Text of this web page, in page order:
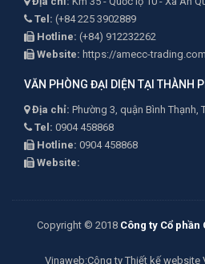
Tel: (+84 225 3902889
Hotline: (+84) 912232262
Website: https://amecc-
VĂN PHÒNG ĐẠI DIỆN TẠI THÀNH
Địa chỉ: Phường 3, quận Bình Thạnh,
Tel: 0904 458868
Hotline: 0904 458868
Website:
Copyright © 2018 Công ty Cổ phần
Vinaweb:Công ty Thiết kế website